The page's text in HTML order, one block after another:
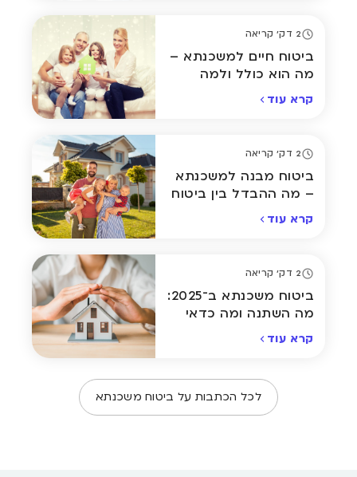
2 דק' קריאה
ביטוח חיים למשכנתא –
מה הוא כולל ולמה
קרא עוד
2 דק' קריאה
ביטוח מבנה למשכנתא
– מה ההבדל בין ביטוח
קרא עוד
2 דק' קריאה
ביטוח משכנתא ב־2025:
מה השתנה ומה כדאי
קרא עוד
לכל הכתבות על ביטוח משכנתא